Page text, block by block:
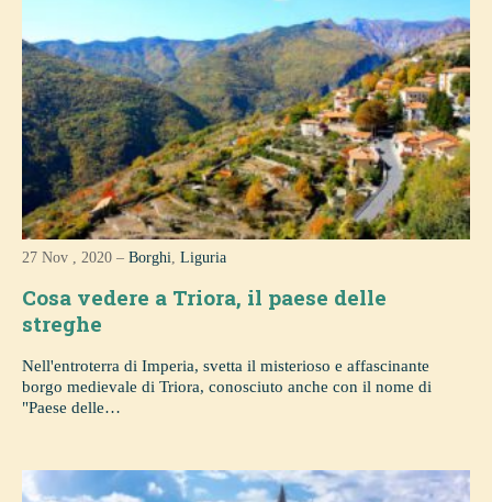
27 Nov , 2020 –Borghi ,Liguria
Cosa vedere a Triora, il paese delle
streghe
Nell'entroterra di Imperia, svetta il misterioso e affascinante
borgo medievale di Triora, conosciuto anche con il nome di
"Paese delle…